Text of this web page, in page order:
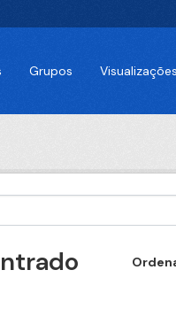
Grupos Visualizações